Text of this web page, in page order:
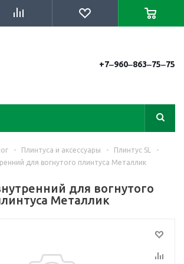
+7‒960‒863‒75‒75
- Плинтуса и аксессуары - Плинтус SL
-
для вогнутого плинтуса Металлик
для вогнутого
Металлик